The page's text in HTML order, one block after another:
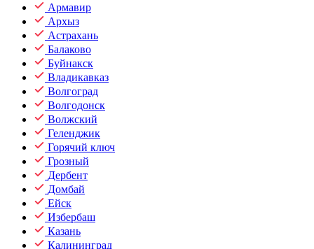
Армавир
Архыз
Астрахань
Балаково
Буйнакск
Владикавказ
Волгоград
Волгодонск
Волжский
Геленджик
Горячий ключ
Грозный
Дербент
Домбай
Ейск
Избербаш
Казань
Калининград